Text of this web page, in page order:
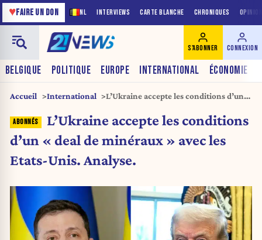
NL INTERVIEWS CARTE BLANCHE CHRONIQUES
♥FAIRE UN DON
BELGIQUE POLITIQUE EUROPE INTERNATIONAL ÉCONOMIE
S'ABONNER CONNEXION
Accueil International
L’Ukraine accepte les conditions d’un
Unis. Analyse.
L’Ukraine accepte les conditions
d’un « deal de minéraux » avec les
Etats-Unis. Analyse.